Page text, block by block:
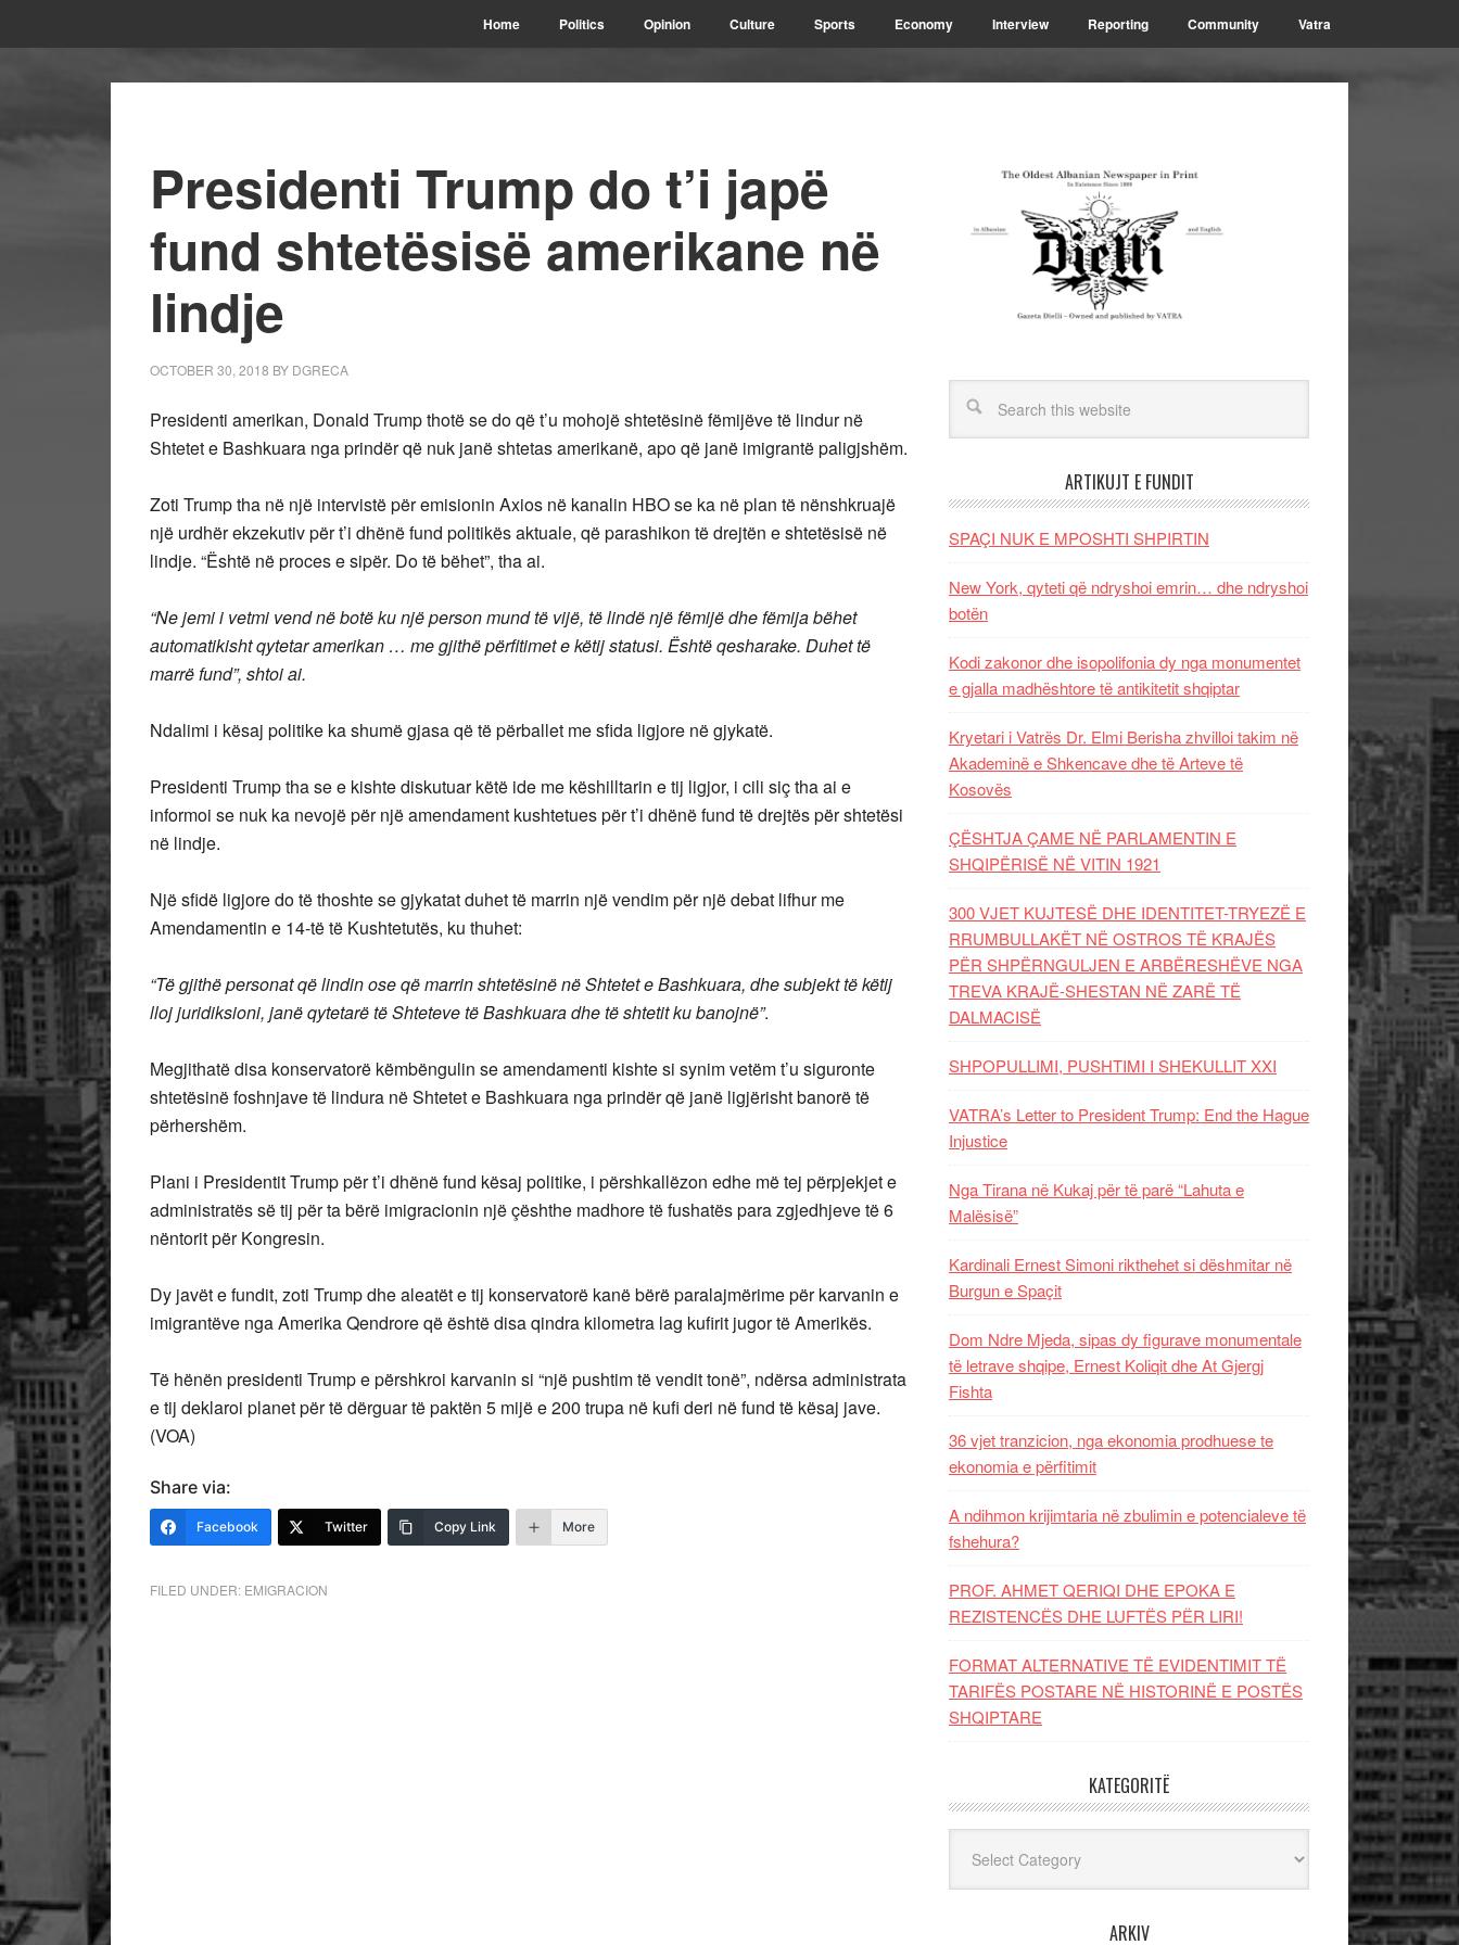
Home Politics Opinion Culture Sports Economy Interview Reporting Community Vatra
Presidenti Trump do t’i japë
fund shtetësisë amerikane në
lindje
OCTOBER 30, 2018 BY DGRECA
Presidenti amerikan, Donald Trump thotë se do që t’u mohojë shtetësinë fëmijëve të lindur në
Shtetet e Bashkuara nga prindër që nuk janë shtetas amerikanë, apo që janë imigrantë paligjshëm.
Zoti Trump tha në një intervistë për emisionin Axios në kanalin HBO se ka në plan të nënshkruajë
një urdhër ekzekutiv për t’i dhënë fund politikës aktuale, që parashikon të drejtën e shtetësisë në
lindje. “Është në proces e sipër. Do të bëhet”, tha ai.
“Ne jemi i vetmi vend në botë ku një person mund të vijë, të lindë një fëmijë dhe fëmija bëhet
automatikisht qytetar amerikan … me gjithë përfitimet e këtij statusi. Është qesharake. Duhet të
marrë fund”, shtoi ai.
Ndalimi i kësaj politike ka shumë gjasa që të përballet me sfida ligjore në gjykatë.
Presidenti Trump tha se e kishte diskutuar këtë ide me këshilltarin e tij ligjor, i cili siç tha ai e
informoi se nuk ka nevojë për një amendament kushtetues për t’i dhënë fund të drejtës për shtetësi
në lindje.
Një sfidë ligjore do të thoshte se gjykatat duhet të marrin një vendim për një debat lifhur me
Amendamentin e 14-të të Kushtetutës, ku thuhet:
“Të gjithë personat që lindin ose që marrin shtetësinë në Shtetet e Bashkuara, dhe subjekt të këtij
lloj juridiksioni, janë qytetarë të Shteteve të Bashkuara dhe të shtetit ku banojnë”.
Megjithatë disa konservatorë këmbëngulin se amendamenti kishte si synim vetëm t’u siguronte
shtetësinë foshnjave të lindura në Shtetet e Bashkuara nga prindër që janë ligjërisht banorë të
përhershëm.
Plani i Presidentit Trump për t’i dhënë fund kësaj politike, i përshkallëzon edhe më tej përpjekjet e
administratës së tij për ta bërë imigracionin një çështhe madhore të fushatës para zgjedhjeve të 6
nëntorit për Kongresin.
Dy javët e fundit, zoti Trump dhe aleatët e tij konservatorë kanë bërë paralajmërime për karvanin e
imigrantëve nga Amerika Qendrore që është disa qindra kilometra lag kufirit jugor të Amerikës.
Të hënën presidenti Trump e përshkroi karvanin si “një pushtim të vendit tonë”, ndërsa administrata
e tij deklaroi planet për të dërguar të paktën 5 mijë e 200 trupa në kufi deri në fund të kësaj jave.
(VOA)
Share via:
Facebook Twitter Copy Link More
FILED UNDER: EMIGRACION
ARTIKUJT E FUNDIT
SPAÇI NUK E MPOSHTI SHPIRTIN
New York, qyteti që ndryshoi emrin… dhe ndryshoi
botën
Kodi zakonor dhe isopolifonia dy nga monumentet
e gjalla madhështore të antikitetit shqiptar
Kryetari i Vatrës Dr. Elmi Berisha zhvilloi takim në
Akademinë e Shkencave dhe të Arteve të
Kosovës
ÇËSHTJA ÇAME NË PARLAMENTIN E
SHQIPËRISË NË VITIN 1921
300 VJET KUJTESË DHE IDENTITET-TRYEZË E
RRUMBULLAKËT NË OSTROS TË KRAJËS
PËR SHPËRNGULJEN E ARBËRESHËVE NGA
TREVA KRAJË-SHESTAN NË ZARË TË
DALMACISË
SHPOPULLIMI, PUSHTIMI I SHEKULLIT XXI
VATRA’s Letter to President Trump: End the Hague
Injustice
Nga Tirana në Kukaj për të parë “Lahuta e
Malësisë”
Kardinali Ernest Simoni rikthehet si dëshmitar në
Burgun e Spaçit
Dom Ndre Mjeda, sipas dy figurave monumentale
të letrave shqipe, Ernest Koliqit dhe At Gjergj
Fishta
36 vjet tranzicion, nga ekonomia prodhuese te
ekonomia e përfitimit
A ndihmon krijimtaria në zbulimin e potencialeve të
fshehura?
PROF. AHMET QERIQI DHE EPOKA E
REZISTENCЁS DHE LUFTЁS PЁR LIRI!
FORMAT ALTERNATIVE TË EVIDENTIMIT TË
TARIFËS POSTARE NË HISTORINË E POSTËS
SHQIPTARE
KATEGORITË
ARKIV